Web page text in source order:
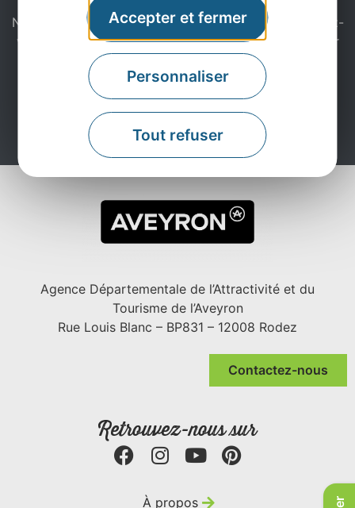
Accepter et fermer
Personnaliser
Tout refuser
Ne manquez pas notre newsletter mensuelle et laissez-
vous inspirer pour profiter pleinement de votre séjour
Je m'abonne ici
Agence Départementale de l’Attractivité et du
Tourisme de l’Aveyron
Rue Louis Blanc – BP831 – 12008 Rodez
Contactez-nous
Retrouvez-nous sur
À propos